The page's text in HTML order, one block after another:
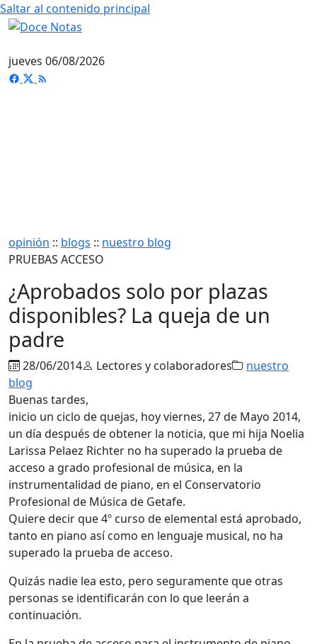
Saltar al contenido principal
jueves 06/08/2026
opinión :: blogs :: nuestro blog
PRUEBAS ACCESO
¿Aprobados solo por plazas
disponibles? La queja de un
padre
28/06/2014 Lectores y colaboradores
nuestro
blog
Buenas tardes,
inicio un ciclo de quejas, hoy viernes, 27 de Mayo 2014,
un día después de obtener la noticia, que mi hija Noelia
Larissa Pelaez Richter no ha superado la prueba de
acceso a grado profesional de música, en la
instrumentalidad de piano, en el Conservatorio
Profesional de Música de Getafe.
Quiere decir que 4º curso de elemental está aprobado,
tanto en piano así como en lenguaje musical, no ha
superado la prueba de acceso.
Quizás nadie lea esto, pero seguramente que otras
personas se identificarán con lo que leerán a
continuación.